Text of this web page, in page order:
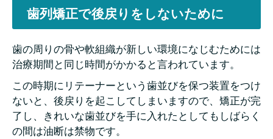
歯列矯正で後戻りをしないために
歯の周りの骨や軟組織が新しい環境になじむためには
治療期間と同じ時間がかかると言われています。
この時期にリテーナーという歯並びを保つ装置をつけ
ないと、後戻りを起こしてしまいますので、矯正が完
了し、きれいな歯並びを手に入れたとしてもしばらく
の間は油断は禁物です。